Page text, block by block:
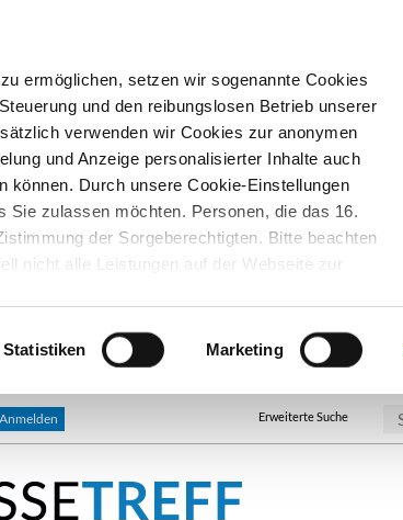
ermöglichen, setzen wir sogenannte Cookies
und den reibungslosen Betrieb unserer
verwenden wir Cookies zur anonymen
und Anzeige personalisierter Inhalte auch
können. Durch unsere Cookie-Einstellungen
Sie zulassen möchten. Personen, die das 16.
der Sorgeberechtigten. Bitte beachten
nicht alle Leistungen auf der Webseite zur
Statistiken Marketing
Erweiterte Suche